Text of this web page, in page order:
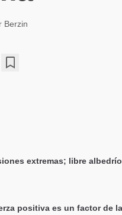
Berzin
extremas; libre
positiva es un factor de la